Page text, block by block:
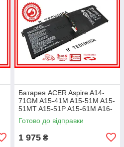
Батарея ACER Aspire A14-
71GM A15-41M A15-51M A15-
51MT A15-51P A15-61M A16-
51GM 11.25V 4471mAh
ОРИГІНАЛ
Готово до відправки
1 975 ₴